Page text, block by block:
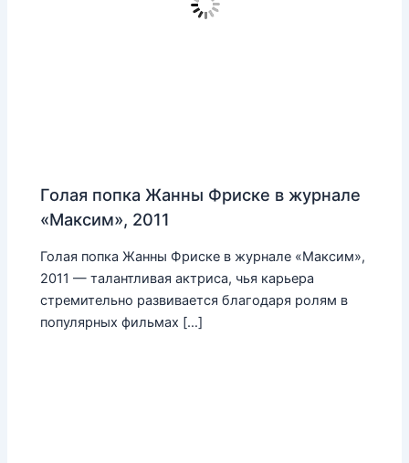
Голая попка Жанны Фриске в журнале
«Максим», 2011
Голая попка Жанны Фриске в журнале «Максим»,
2011 — талантливая актриса, чья карьера
стремительно развивается благодаря ролям в
популярных фильмах […]